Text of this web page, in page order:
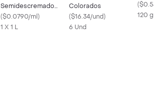
Semidescremado
Sabor Vainilla
($0.0790/ml)
1 X 1 L
Colorados
($16.34/und)
6 Und
(
120 g